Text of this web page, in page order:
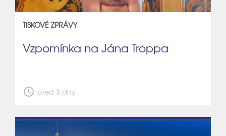
TISKOVÉ ZPRÁVY
Vzpomínka na Jána Troppa
schedule před 3 dny